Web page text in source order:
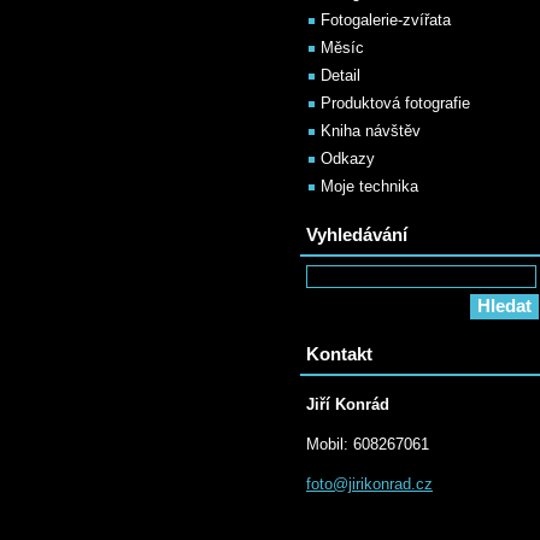
Fotogalerie-zvířata
Měsíc
Detail
Produktová fotografie
Kniha návštěv
Odkazy
Moje technika
Vyhledávání
Kontakt
Jiří Konrád
Mobil: 608267061
foto@jirikonrad.cz